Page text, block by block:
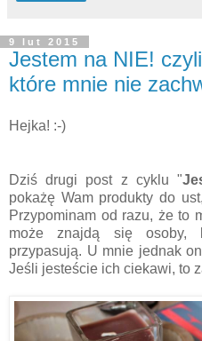
9 lut 2015
Jestem na NIE!
które mnie nie
Hejka! :-)
Dziś drugi post z cyklu "
pokażę Wam produkty do
Przypominam od razu, że to
może znajdą się osoby,
przypasują. U mnie jednak
Jeśli jesteście ich ciekawi, to